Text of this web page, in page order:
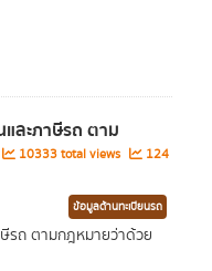
และภาษีรถ ตาม
10333 total views
124
ข้อมูลด้านทะเบียนรถ
ษีรถ ตามกฎหมายว่าด้วย